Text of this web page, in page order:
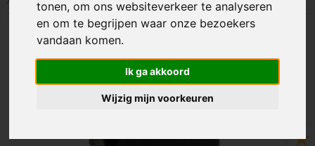
tonen, om ons websiteverkeer te analyseren
en om te begrijpen waar onze bezoekers
vandaan komen.
Ik ga akkoord
Wijzig mijn voorkeuren